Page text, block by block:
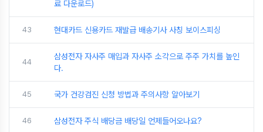
료 다운로드)
43 현대카드 신용카드 재발급 배송기사 사칭 보이스피싱
44
삼성전자 자사주 매입과 자사주 소각으로 주주 가치를 높인
다.
45 국가 건강검진 신청 방법과 주의사항 알아보기
46 삼성전자 주식 배당금 배당일 언제들어오나요?